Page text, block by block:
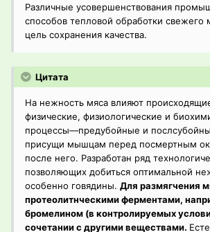
Различные усовершенствования
способов тепловой обработки свежего
цель сохранения качества.
Цитата
На нежность мяса влияют
физические, физиологические и
процессы—предубойные и
присущи мышцам перед посмертным
после него. Разработан ряд
позволяющих добиться оптимальной
особенно говядины. Для размягчения
протеолитнческими ферментами,
бромелином (в контролируемых
сочетании с другими веществами.